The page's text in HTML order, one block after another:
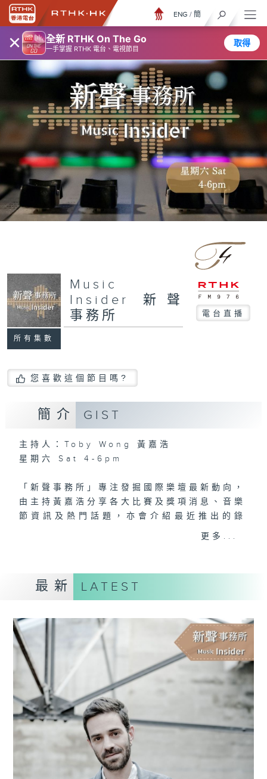
× 全新 RTHK On The Go
一手掌握 RTHK 電台、電視節目
取得
ENG / 簡
所有集數
Music
Insider 新聲
事務所
電台直播
您喜歡這個節目嗎?
簡介 GIST
主持人：Toby Wong 黃嘉浩
星期六 Sat 4-6pm
「新聲事務所」專注發掘國際樂壇最新動向，
由主持黃嘉浩分享各大比賽及獎項消息、音樂
節資訊及熱門話題，亦會介紹最近推出的錄
「新碟調查組」：對樂迷來說，能在聆聽的過
程中理解作品的脈絡，聽到演譯裡的特點，從
中理解到演出者的想法，是回味無窮的個人體
驗。然而，要得出自己的判斷並不容易。所以
調查組請來資深的聆聽者 ─ 樂評人─ 來分
享、闡述他們對唱片的評價，作為樂迷在賞樂
路途上的導航。
「名家深度談」：音樂家、作曲家、演出策劃
者、監製，以至評論家，都是古典音樂發展的
推手。節目請來各路名家分享他們在其專長領
域的所見所想。
「新秀關注組」：你有否感到樂壇新星之多、
更多...
最新 LATEST